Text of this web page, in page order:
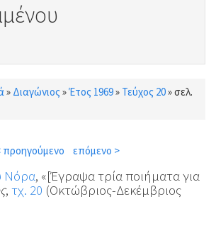
» Διαγώνιος »Έτος 1969» Τεύχος 20»σελ.
προηγούμενο επόμενο >
Νόρα, «[Έγραψα τρία ποιήματα για
, τχ. 20 (Οκτώβριος-Δεκέμβριος